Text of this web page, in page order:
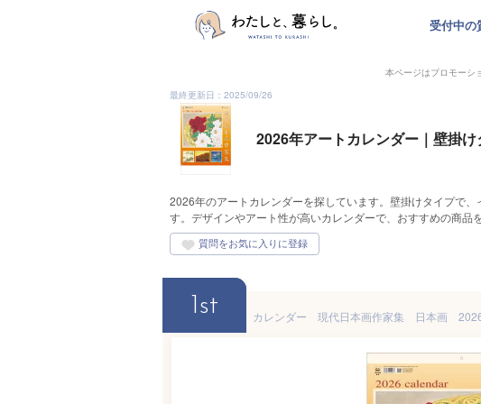
受付中の
本ページはプロモーシ
最終更新日：2025/09/26
2026年アートカレンダー｜壁掛
2026年のアートカレンダーを探しています。壁掛けタイプで
す。デザインやアート性が高いカレンダーで、おすすめの商品
1st